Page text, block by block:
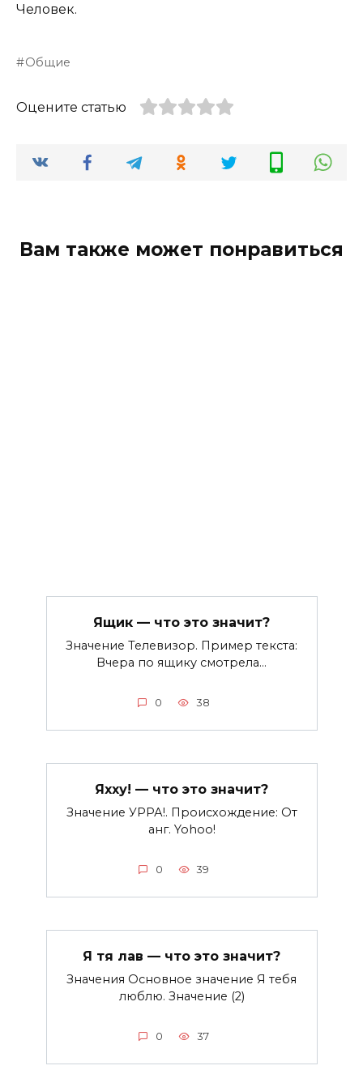
Человек.
Общие
Оцените статью
Вам также может понравиться
Ящик — что это значит?
Значение Телевизор. Пример текста:
Вчера по ящику смотрела…
0 38
Яхху! — что это значит?
Значение УРРА!. Происхождение: От
анг. Yohoo!
0 39
Я тя лав — что это значит?
Значения Основное значение Я тебя
люблю. Значение (2)
0 37